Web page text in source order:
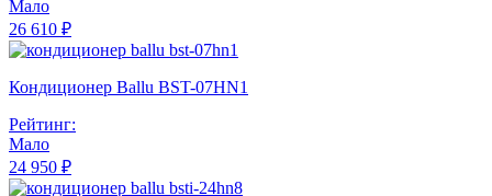
Мало
26 610 ₽
Кондиционер Ballu BST-07HN1
Рейтинг:
Мало
24 950 ₽